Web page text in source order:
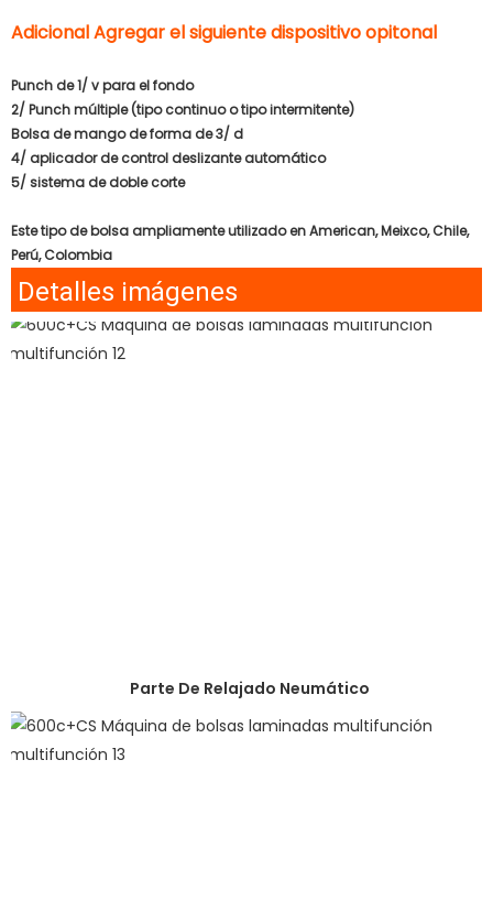
Adicional Agregar el siguiente dispositivo opitonal
Punch de 1/ v para el fondo
2/ Punch múltiple (tipo continuo o tipo intermitente)
Bolsa de mango de forma de 3/ d
4/ aplicador de control deslizante automático
5/ sistema de doble corte
Este tipo de bolsa ampliamente utilizado en American, Meixco, Chile,
Perú, Colombia
Detalles imágenes
Parte De Relajado Neumático